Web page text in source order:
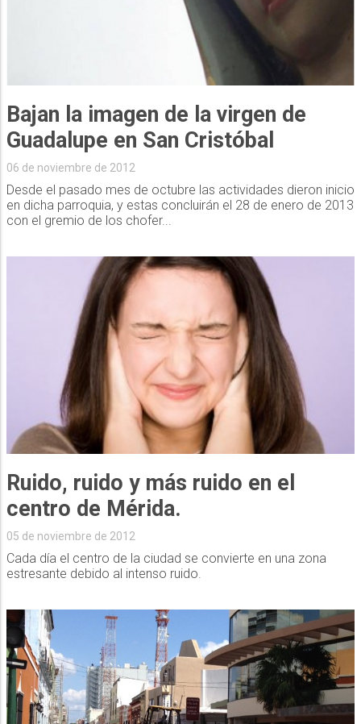
Bajan la imagen de la virgen de
Guadalupe en San Cristóbal
06 de noviembre de 2012
Desde el pasado mes de octubre las actividades dieron inicio
en dicha parroquia, y estas concluirán el 28 de enero de 2013
con el gremio de los chofer...
Ruido, ruido y más ruido en el
centro de Mérida.
05 de noviembre de 2012
Cada día el centro de la ciudad se convierte en una zona
estresante debido al intenso ruido.